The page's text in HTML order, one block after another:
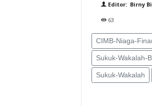
Editor: Birny
63
CIMB-Niaga-
Sukuk-Wakalah-
Sukuk-Wakalah